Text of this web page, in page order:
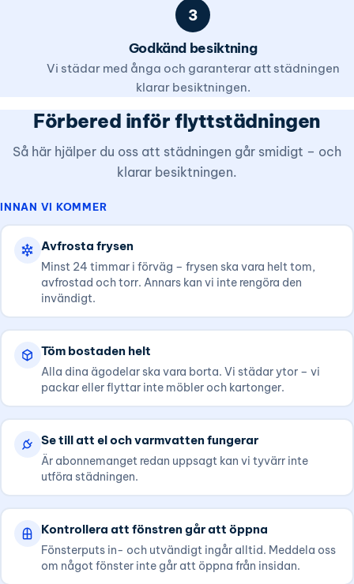
3
Godkänd besiktning
Vi städar med ånga och garanterar att städningen
klarar besiktningen.
Förbered inför flyttstädningen
Så här hjälper du oss att städningen går smidigt – och
klarar besiktningen.
INNAN VI KOMMER
Avfrosta frysen
Minst 24 timmar i förväg – frysen ska vara helt tom,
avfrostad och torr. Annars kan vi inte rengöra den
invändigt.
Töm bostaden helt
Alla dina ägodelar ska vara borta. Vi städar ytor – vi
packar eller flyttar inte möbler och kartonger.
Se till att el och varmvatten fungerar
Är abonnemanget redan uppsagt kan vi tyvärr inte
utföra städningen.
Kontrollera att fönstren går att öppna
Fönsterputs in- och utvändigt ingår alltid. Meddela oss
om något fönster inte går att öppna från insidan.